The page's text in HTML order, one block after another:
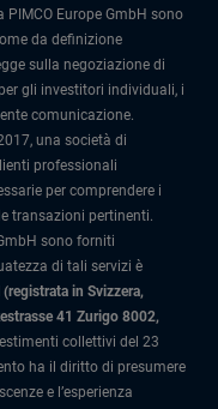
PIMCO Europe GmbH sono
da definizione
sulla negoziazione di
gli investitori individuali, i
comunicazione.
una società di
professionali
per comprendere i
transazioni pertinenti.
sono forniti
di tali servizi è
in Svizzera,
41 Zurigo 8002,
collettivi del 23
ha il diritto di presumere
e l’esperienza